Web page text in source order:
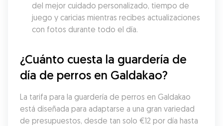
del mejor cuidado personalizado, tiempo de
juego y caricias mientras recibes actualizaciones
con fotos durante todo el día.
¿Cuánto cuesta la guardería de
día de perros en Galdakao?
La tarifa para la guardería de perros en Galdakao
está diseñada para adaptarse a una gran variedad
de presupuestos, desde tan solo €12 por día hasta